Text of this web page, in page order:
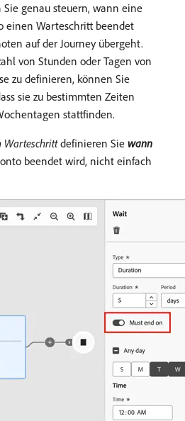
genau steuern, wann eine
einen Warteschritt beendet
auf der Journey übergeht.
von Stunden oder Tagen von
zu definieren, können Sie
sie zu bestimmten Zeiten
stattfinden.
Warteschrittdefinieren Sie wann
beendet wird, nicht einfach